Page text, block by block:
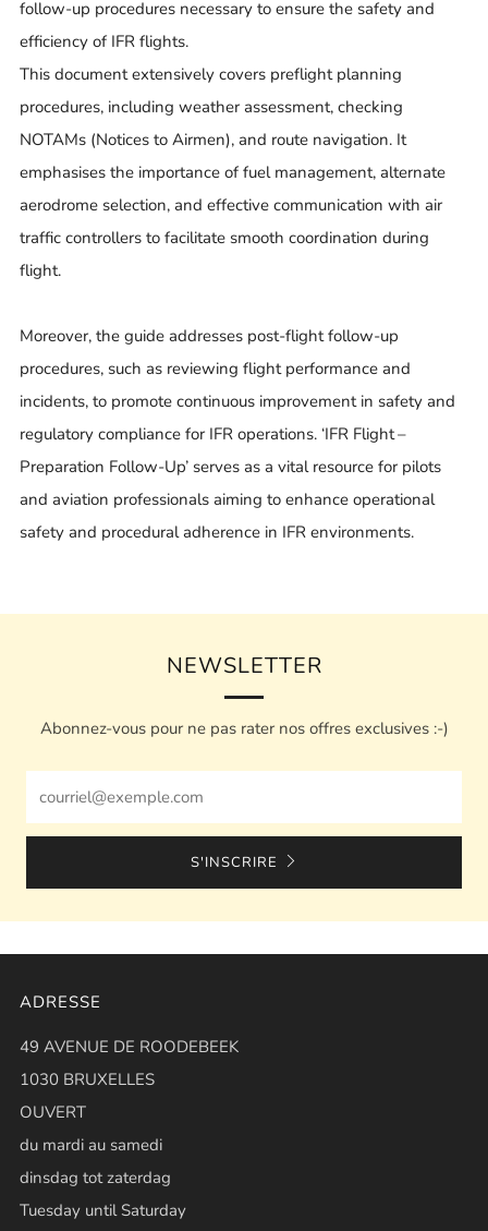
follow-up procedures necessary to ensure the safety and
efficiency of IFR flights.
This document extensively covers preflight planning
procedures, including weather assessment, checking
NOTAMs (Notices to Airmen), and route navigation. It
emphasises the importance of fuel management, alternate
aerodrome selection, and effective communication with air
traffic controllers to facilitate smooth coordination during
flight.
Moreover, the guide addresses post-flight follow-up
procedures, such as reviewing flight performance and
incidents, to promote continuous improvement in safety and
regulatory compliance for IFR operations. ‘IFR Flight –
Preparation Follow-Up’ serves as a vital resource for pilots
and aviation professionals aiming to enhance operational
safety and procedural adherence in IFR environments.
NEWSLETTER
Abonnez-vous pour ne pas rater nos offres exclusives :-)
S'INSCRIRE
ADRESSE
49 AVENUE DE ROODEBEEK
1030 BRUXELLES
OUVERT
du mardi au samedi
dinsdag tot zaterdag
Tuesday until Saturday